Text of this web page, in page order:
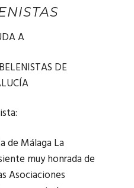
A
DE
de Málaga La
muy honrada de
Asociaciones